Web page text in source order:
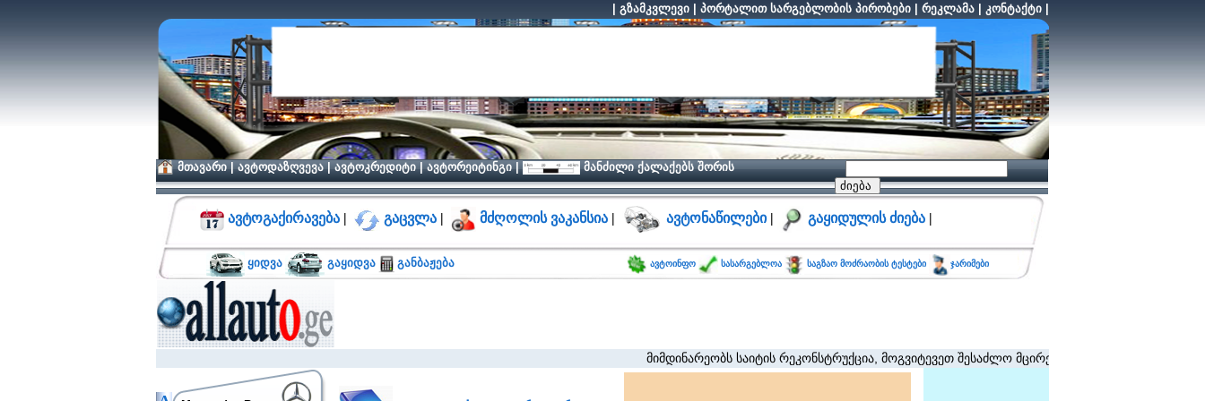
გზამკვლევი პორტალით სარგებლობის პირობები რეკლამა კონტაქტი
მთავარი|ავტოდაზღვევა|ავტოკრედიტი|ავტორეიტინგი| მანძილი ქალაქებს შორის
ავტოგაქირავება | გაცვლა | მძღოლის ვაკანსია | ავტონაწილები| გაყიდულის ძიება |
ყიდვა გაყიდვა განბაჟება ავტოინფო სასარგებლოა საგზაო მოძრაობის ტესტები ჯარიმები
მიმდინარეობს საიტის რეკონსტრუქცია, მოგვიტევეთ შესაძლო მცირე შეფერხებისთვის. (შეზღუდვა